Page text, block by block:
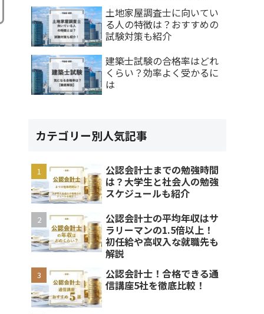
土地家屋調査士に向いてい
る人の特徴は？おすすめの
試験対策も紹介
建築士試験の合格率はどれ
くらい？効率よく受かるに
は
カテゴリー別人気記事
公認会計士までの勉強時間
は？大学生と社会人の勉強
スケジュールも紹介
公認会計士の平均年収はサ
ラリーマンの1.5倍以上！
初任給や高収入な就職先も
解説
公認会計士！合格できる通
信講座5社を徹底比較！